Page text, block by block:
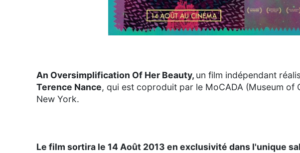
An Oversimplification Of Her Beauty, un film indépendant
Terence Nance, qui est coproduit par le MoCADA (Museum
New York.
Le film sortira le 14 Août 2013 en exclusivité dans l'unique